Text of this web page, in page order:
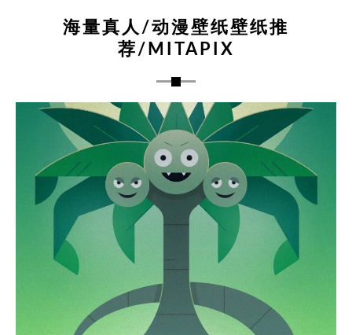
海量真人/动漫壁纸壁纸推
荐/MITAPIX